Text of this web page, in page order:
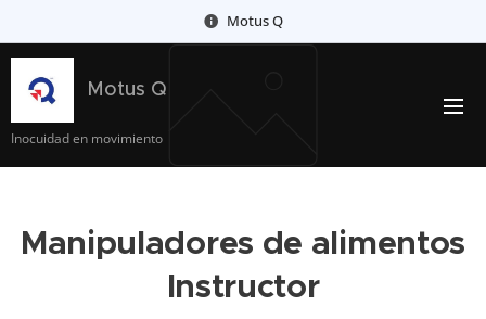
Motus Q
Motus Q
Inocuidad en movimiento
Manipuladores de alimentos
Instructor